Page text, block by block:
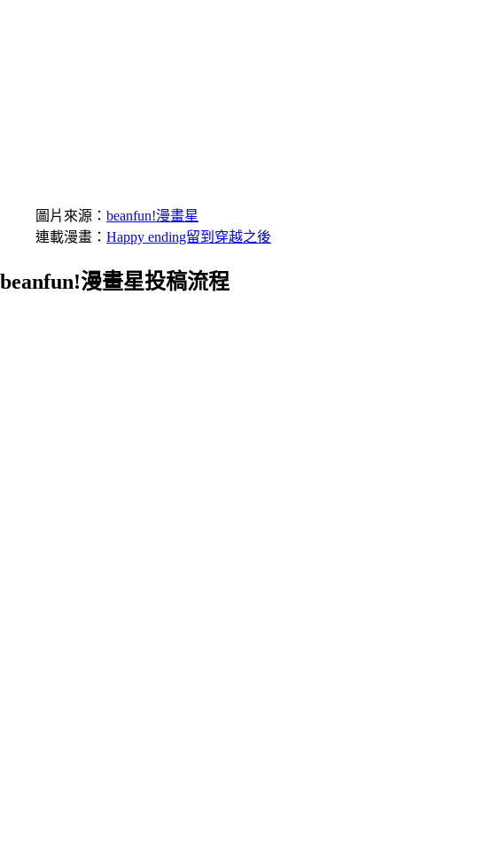
圖片來源： beanfun!漫畫星
連載漫畫： Happy ending留到穿越之後
beanfun!漫畫星投稿流程